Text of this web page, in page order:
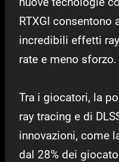
RTXGI
incredibili effetti
rate e meno sforzo.
Tra i giocatori, la
ray tracing e di
innovazioni, come
dal 28% dei